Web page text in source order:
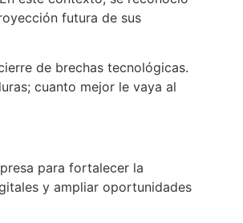
futura de sus
de brechas tecnológicas.
cuanto mejor le vaya al
para fortalecer la
y ampliar oportunidades